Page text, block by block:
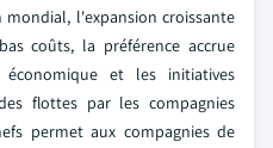
l'expansion croissante
coûts, la préférence accrue
et les initiatives
flottes par les compagnies
permet aux compagnies de